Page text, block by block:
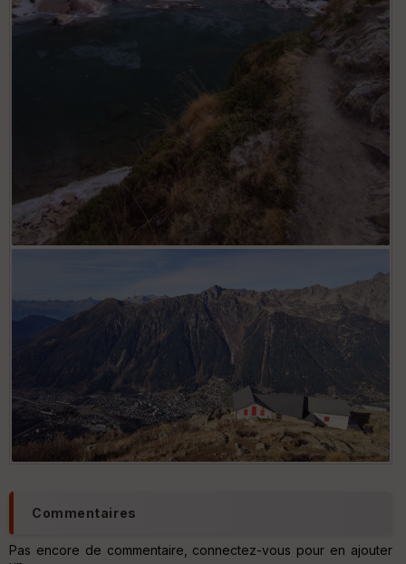
Commentaires
Pas encore de commentaire, connectez-vous pour en ajouter